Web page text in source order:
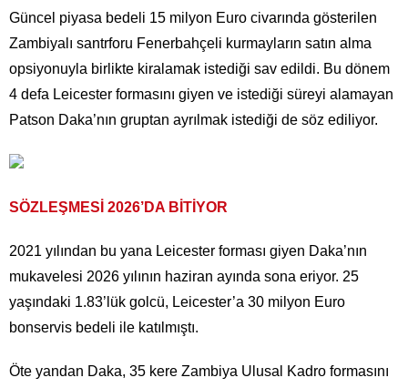
Güncel piyasa bedeli 15 milyon Euro civarında gösterilen
Zambiyalı santrforu Fenerbahçeli kurmayların satın alma
opsiyonuyla birlikte kiralamak istediği sav edildi. Bu dönem
4 defa Leicester formasını giyen ve istediği süreyi alamayan
Patson Daka’nın gruptan ayrılmak istediği de söz ediliyor.
SÖZLEŞMESİ 2026’DA BİTİYOR
2021 yılından bu yana Leicester forması giyen Daka’nın
mukavelesi 2026 yılının haziran ayında sona eriyor. 25
yaşındaki 1.83’lük golcü, Leicester’a 30 milyon Euro
bonservis bedeli ile katılmıştı.
Öte yandan Daka, 35 kere Zambiya Ulusal Kadro formasını